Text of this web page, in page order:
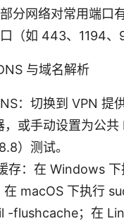
分网络对常用端口
（如 443、1194、
与域名解析
：切换到 VPN 提
，或手动设置为公共
）测试。
存：在 Windows
macOS 下执行
-flushcache；在